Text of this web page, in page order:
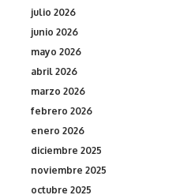
julio 2026
junio 2026
mayo 2026
abril 2026
marzo 2026
febrero 2026
enero 2026
diciembre 2025
noviembre 2025
octubre 2025